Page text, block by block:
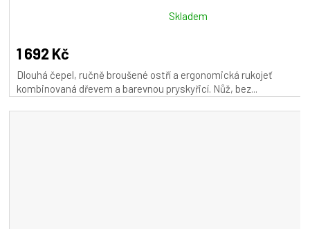
produktu
je
5,0
z
Skladem
1 692 Kč
Dlouhá čepel, ručně broušené ostří a ergonomická rukojeť
kombinovaná dřevem a barevnou pryskyřicí. Nůž, bez...